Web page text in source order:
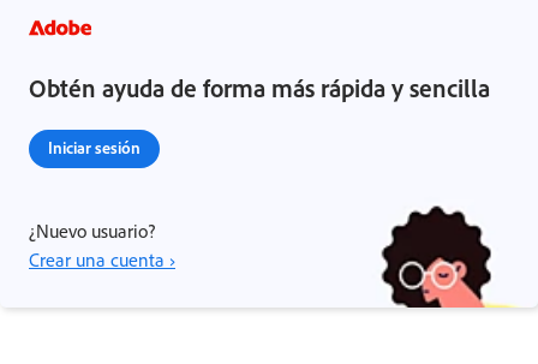
Obtén ayuda de forma más rápida y sencilla
Iniciar sesión
¿Nuevo usuario?
Crear una cuenta ›